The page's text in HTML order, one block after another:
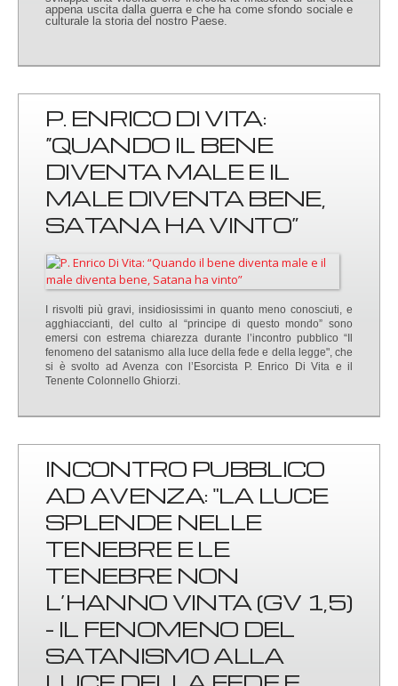
appena uscita dalla guerra e che ha come sfondo sociale e
culturale la storia del nostro Paese.
P. ENRICO DI VITA:
“QUANDO IL BENE
DIVENTA MALE E IL
MALE DIVENTA BENE,
SATANA HA VINTO”
I risvolti più gravi, insidiosissimi in quanto meno conosciuti, e
agghiaccianti, del culto al “principe di questo mondo” sono
emersi con estrema chiarezza durante l’incontro pubblico “Il
fenomeno del satanismo alla luce della fede e della legge", che
si è svolto ad Avenza con l’Esorcista P. Enrico Di Vita e il
Tenente Colonnello Ghiorzi.
INCONTRO PUBBLICO
AD AVENZA: "LA LUCE
SPLENDE NELLE
TENEBRE E LE
TENEBRE NON
L’HANNO VINTA (GV 1,5)
- IL FENOMENO DEL
SATANISMO ALLA